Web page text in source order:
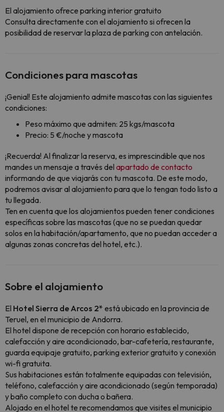
El alojamiento ofrece parking interior gratuito
Consulta directamente con el alojamiento si ofrecen la
posibilidad de reservar la plaza de parking con antelación.
Condiciones para mascotas
¡Genial! Este alojamiento admite mascotas con las siguientes
condiciones:
Peso máximo que admiten: 25 kgs/mascota
Precio: 5 €/noche y mascota
¡Recuerda! Al finalizar la reserva, es imprescindible que nos
mandes un mensaje a través del apartado de contacto
informando de que viajarás con tu mascota. De este modo,
podremos avisar al alojamiento para que lo tengan todo listo a
tu llegada.
Ten en cuenta que los alojamientos pueden tener condiciones
específicas sobre las mascotas (que no se puedan quedar
solos en la habitación/apartamento, que no puedan acceder a
algunas zonas concretas del hotel, etc.).
Sobre el alojamiento
El Hotel Sierra de Arcos 2* está ubicado en la provincia de
Teruel, en el municipio de Andorra.
El hotel dispone de recepción con horario establecido,
calefacción y aire acondicionado, bar-cafetería, restaurante,
guarda equipaje gratuito, parking exterior gratuito y conexión
wi-fi gratuita.
Sus habitaciones están totalmente equipadas con televisión,
teléfono, calefacción y aire acondicionado (según temporada)
y baño completo con ducha o bañera.
Alojado en el hotel te recomendamos que visites el municipio